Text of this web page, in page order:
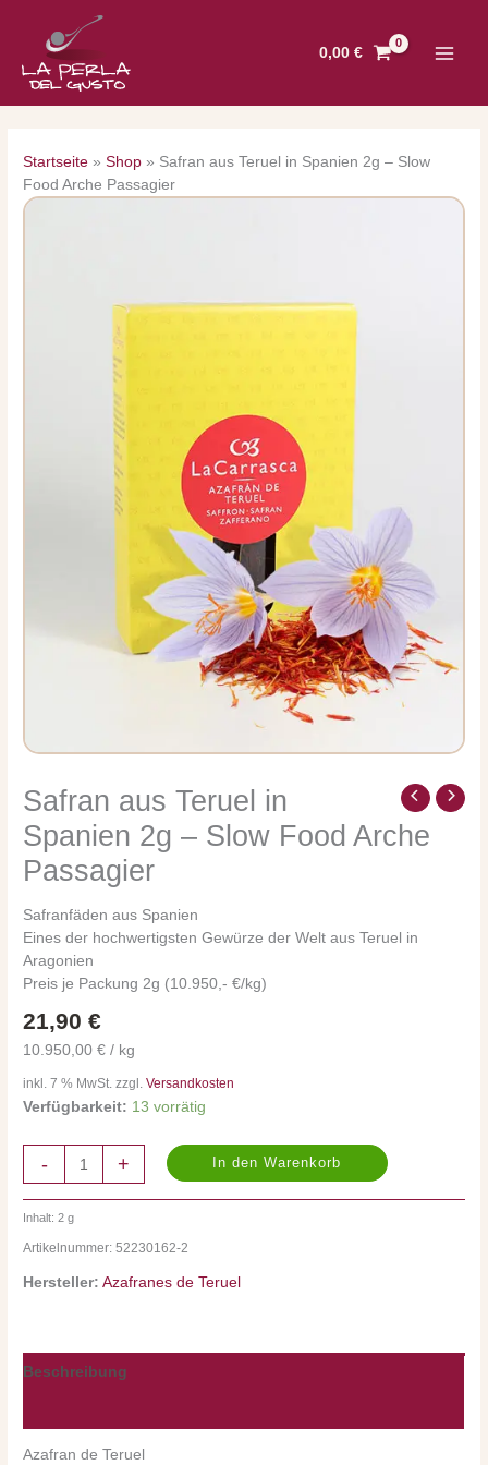
springen
0,00€
Startseite »Shop » Safran aus Teruel in Spanien 2g – Slow
Food Arche Passagier
Safran aus Teruel in
Spanien 2g – Slow Food Arche
Passagier
Safranfäden aus Spanien
Eines der hochwertigsten Gewürze der Welt aus Teruel in
Aragonien
Preis je Packung 2g (10.950,- €/kg)
21,90€
10.950,00 € / kg
inkl. 7 % MwSt. zzgl.Versandkosten
Verfügbarkeit: 13 vorrätig
-
Safran
Teruel
in
Spanien
2g
-
Slow
Food
Passagier
Menge
+ In den Warenkorb
Inhalt: 2g
Artikelnummer:52230162-2
Hersteller: Azafranes de Teruel
Beschreibung
Azafran de Teruel